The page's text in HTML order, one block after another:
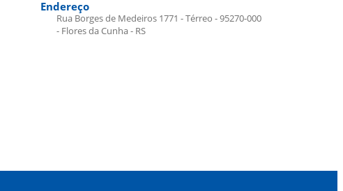
Endereço
Rua Borges de Medeiros 1771 - Térreo - 95270-000
- Flores da Cunha - RS